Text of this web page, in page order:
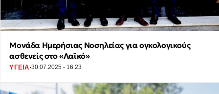
Μονάδα Ημερήσιας Νοσηλείας για ογκολογικούς
ασθενείς στο «Λαϊκό»
ΥΓΕΙΑ·30.07.2025 - 16:23